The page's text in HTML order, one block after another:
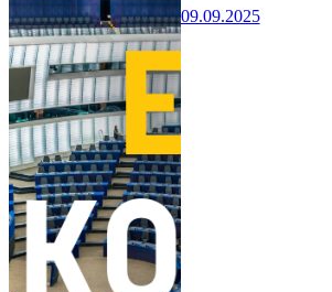
09.09.2025